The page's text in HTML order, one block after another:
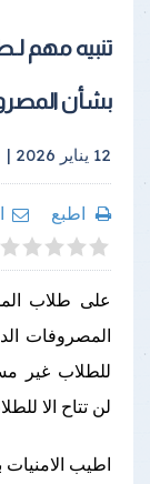
تنبيه مهم
بشأن
12 يناير 2026 |
اطبع
على طلاب
المصروفات
للطلاب غير
لن تتاح الا
اطيب الامنيات